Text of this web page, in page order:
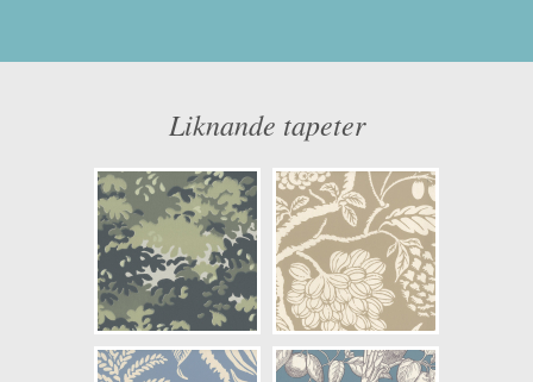
Opacitet: Hög
Mönsterhöjd: 0,64
Artikelnummer: 23-59
NCS Bottenkulör: S1005-Y40R
Färg: Beige, Brun
Mönster: Växter, Fåglar
Struktur: Slät
Liknande tapeter